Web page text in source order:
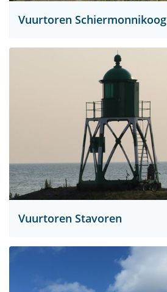
Vuurtoren Schiermonnikoog
Vuurtoren Stavoren